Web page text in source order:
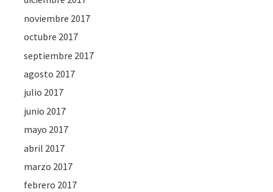
noviembre 2017
octubre 2017
septiembre 2017
agosto 2017
julio 2017
junio 2017
mayo 2017
abril 2017
marzo 2017
febrero 2017